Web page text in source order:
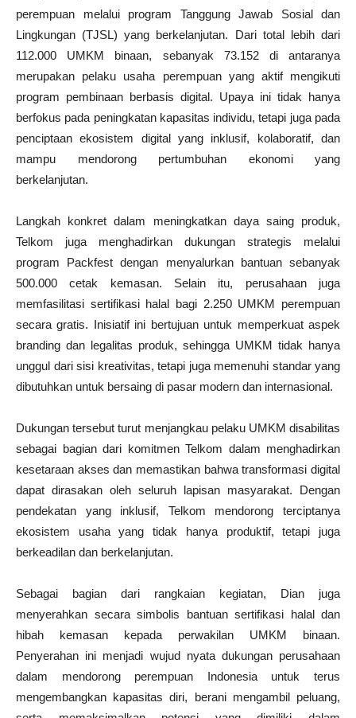
perempuan melalui program Tanggung Jawab Sosial dan
Lingkungan (TJSL) yang berkelanjutan. Dari total lebih dari
112.000 UMKM binaan, sebanyak 73.152 di antaranya
merupakan pelaku usaha perempuan yang aktif mengikuti
program pembinaan berbasis digital. Upaya ini tidak hanya
berfokus pada peningkatan kapasitas individu, tetapi juga pada
penciptaan ekosistem digital yang inklusif, kolaboratif, dan
mampu mendorong pertumbuhan ekonomi yang
berkelanjutan.
Langkah konkret dalam meningkatkan daya saing produk,
Telkom juga menghadirkan dukungan strategis melalui
program Packfest dengan menyalurkan bantuan sebanyak
500.000 cetak kemasan. Selain itu, perusahaan juga
memfasilitasi sertifikasi halal bagi 2.250 UMKM perempuan
secara gratis. Inisiatif ini bertujuan untuk memperkuat aspek
branding dan legalitas produk, sehingga UMKM tidak hanya
unggul dari sisi kreativitas, tetapi juga memenuhi standar yang
dibutuhkan untuk bersaing di pasar modern dan internasional.
Dukungan tersebut turut menjangkau pelaku UMKM disabilitas
sebagai bagian dari komitmen Telkom dalam menghadirkan
kesetaraan akses dan memastikan bahwa transformasi digital
dapat dirasakan oleh seluruh lapisan masyarakat. Dengan
pendekatan yang inklusif, Telkom mendorong terciptanya
ekosistem usaha yang tidak hanya produktif, tetapi juga
berkeadilan dan berkelanjutan.
Sebagai bagian dari rangkaian kegiatan, Dian juga
menyerahkan secara simbolis bantuan sertifikasi halal dan
hibah kemasan kepada perwakilan UMKM binaan.
Penyerahan ini menjadi wujud nyata dukungan perusahaan
dalam mendorong perempuan Indonesia untuk terus
mengembangkan kapasitas diri, berani mengambil peluang,